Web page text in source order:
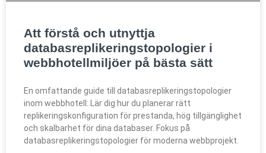
Att förstå och utnyttja
databasreplikeringstopologier i
webbhotellmiljöer på bästa sätt
En omfattande guide till databasreplikeringstopologier
inom webbhotell: Lär dig hur du planerar rätt
replikeringskonfiguration för prestanda, hög tillgänglighet
och skalbarhet för dina databaser. Fokus på
databasreplikeringstopologier för moderna webbprojekt.